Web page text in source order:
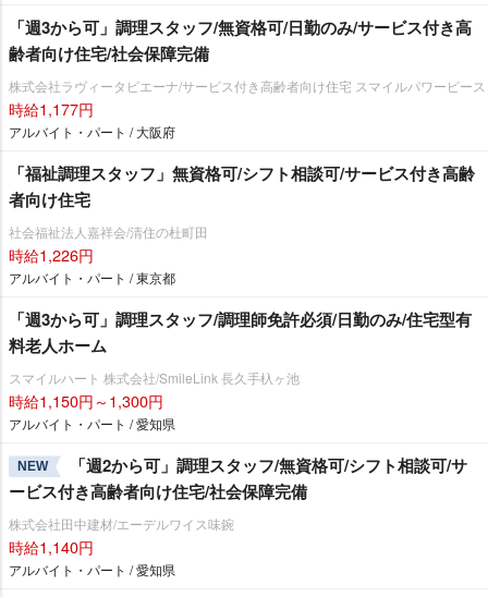
「週3から可」調理スタッフ/無資格可/日勤のみ/サービス付き高
齢者向け住宅/社会保障完備
株式会社ラヴィータピエーナ/サービス付き高齢者向け住宅 スマイルパワーピース
時給1,177円
アルバイト・パート / 大阪府
「福祉調理スタッフ」無資格可/シフト相談可/サービス付き高齢
者向け住宅
社会福祉法人嘉祥会/清住の杜町田
時給1,226円
アルバイト・パート / 東京都
「週3から可」調理スタッフ/調理師免許必須/日勤のみ/住宅型有
料老人ホーム
スマイルハート 株式会社/SmileLink 長久手杁ヶ池
時給1,150円～1,300円
アルバイト・パート / 愛知県
NEW
「週2から可」調理スタッフ/無資格可/シフト相談可/サ
ービス付き高齢者向け住宅/社会保障完備
株式会社田中建材/エーデルワイス味鋺
時給1,140円
アルバイト・パート / 愛知県